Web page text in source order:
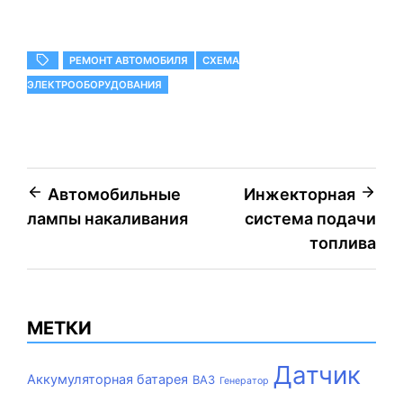
РЕМОНТ АВТОМОБИЛЯ
СХЕМА
ЭЛЕКТРООБОРУДОВАНИЯ
Навигация
по
записям
Автомобильные
лампы накаливания
Инжекторная
система подачи
топлива
МЕТКИ
Аккумуляторная батарея ВАЗ Генератор Датчик